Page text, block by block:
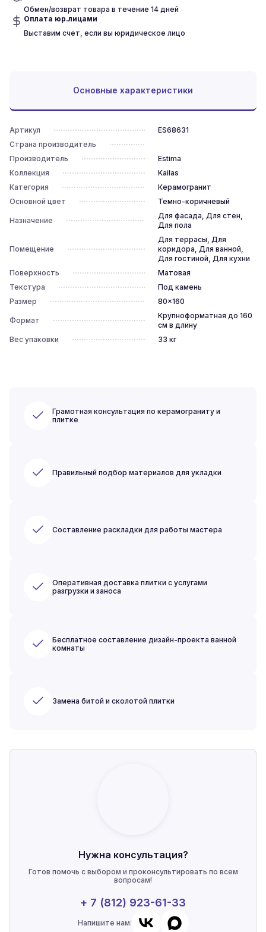
Обмен/возврат товара в течение 14 дней
Оплата юр.лицами
Выставим счет, если вы юридическое лицо
Основные характеристики
Артикул
ES68631
Страна производитель
Производитель
Estima
Коллекция
Kailas
Категория
Керамогранит
Основной цвет
Темно-коричневый
Назначение
Для фасада, Для стен,
Для пола
Помещение
Для террасы, Для
коридора, Для ванной,
Для гостиной, Для кухни
Поверхность
Матовая
Текстура
Под камень
Размер
80x160
Формат
Крупноформатная до 160
см в длину
Вес упаковки
33 кг
Грамотная консультация по керамограниту и
плитке
Правильный подбор материалов для укладки
Составление раскладки для работы мастера
Оперативная доставка плитки с услугами
разгрузки и заноса
Бесплатное составление дизайн-проекта ванной
комнаты
Замена битой и сколотой плитки
Нужна консультация?
Готов помочь с выбором и проконсультировать по всем
вопросам!
+ 7 (812) 923-61-33
Напишите нам: